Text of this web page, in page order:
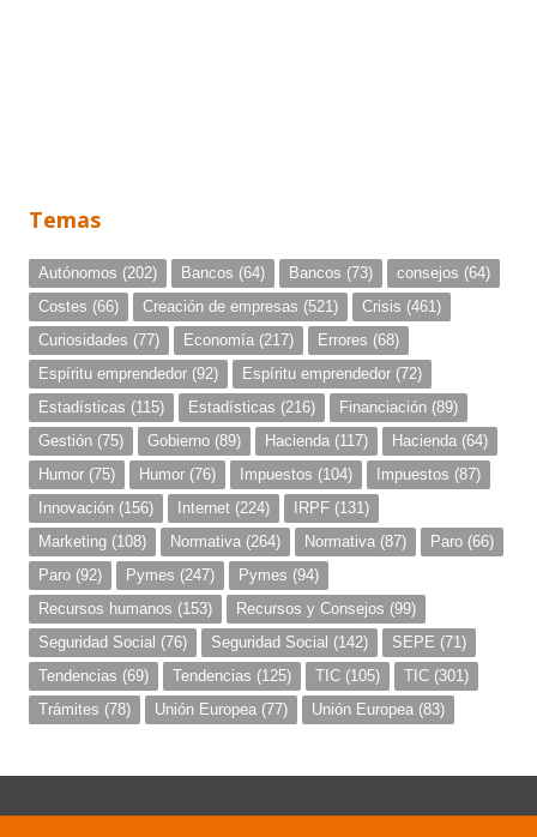
Temas
Autónomos (202) Bancos (64) Bancos (73) consejos (64)
Costes (66) Creación de empresas (521) Crisis (461)
Curiosidades (77) Economía (217) Errores (68)
Espíritu emprendedor (92) Espíritu emprendedor (72)
Estadísticas (115) Estadísticas (216) Financiación (89)
Gestión (75) Gobierno (89) Hacienda (117) Hacienda (64)
Humor (75) Humor (76) Impuestos (104) Impuestos (87)
Innovación (156) Internet (224) IRPF (131)
Marketing (108) Normativa (264) Normativa (87) Paro (66)
Paro (92) Pymes (247) Pymes (94)
Recursos humanos (153) Recursos y Consejos (99)
Seguridad Social (76) Seguridad Social (142) SEPE (71)
Tendencias (69) Tendencias (125) TIC (105) TIC (301)
Trámites (78) Unión Europea (77) Unión Europea (83)